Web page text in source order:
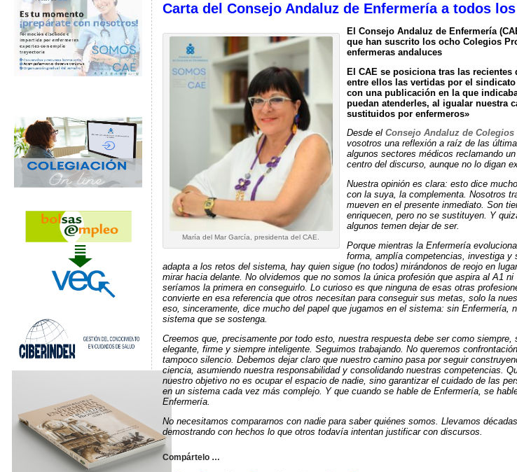
Carta del Consejo Andaluz de Enfermería a todos
María del Mar García, presidenta del CAE.
El Consejo Andaluz de Enfermería
que han suscrito los ocho Colegios
enfermeras andaluces
El CAE se posiciona tras las
entre ellos las vertidas por el
con una publicación en la que
puedan atenderles, al igualar nuestra
sustituidos por enfermeros»
Desde el Consejo Andaluz de Colegios
vosotros una reflexión a raíz de las
algunos sectores médicos reclamando
centro del discurso, aunque no lo digan
Nuestra opinión es clara: esto dice
con la suya, la complementa. Nosotros
mueven en el presente inmediato. Son
enriquecen, pero no se sustituyen. Y
algunos temen dejar de ser.
Porque mientras la Enfermería
forma, amplía competencias, investiga y
adapta a los retos del sistema, hay quien sigue (no todos) mirándonos de reojo en
mirar hacia delante. No olvidemos que no somos la única profesión que aspira al A1 ni
seríamos la primera en conseguirlo. Lo curioso es que ninguna de esas otras
convierte en esa referencia que otros necesitan para conseguir sus metas, solo la
eso, sinceramente, dice mucho del papel que jugamos en el sistema: sin Enfermería,
sistema que se sostenga.
Creemos que, precisamente por todo esto, nuestra respuesta debe ser como siempre,
elegante, firme y siempre inteligente. Seguimos trabajando. No queremos
tampoco silencio. Debemos dejar claro que nuestro camino pasa por seguir
ciencia, asumiendo nuestra responsabilidad y consolidando nuestras competencias.
nuestro objetivo no es ocupar el espacio de nadie, sino garantizar el cuidado de las
en un sistema cada vez más complejo. Y que cuando se hable de Enfermería, se
Enfermería.
No necesitamos compararnos con nadie para saber quiénes somos. Llevamos décadas
demostrando con hechos lo que otros todavía intentan justificar con discursos.
Compártelo …